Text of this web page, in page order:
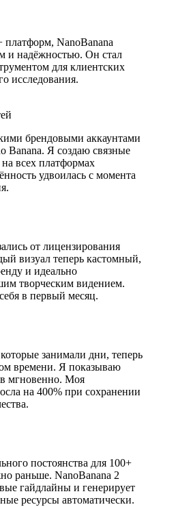
платформ, NanoBanana
и надёжностью. Он стал
для клиентских
исследования.
брендовыми аккаунтами
Banana. Я создаю связные
всех платформах
удвоилась с момента
от лицензирования
визуал теперь кастомный,
и идеально
творческим видением.
в первый месяц.
занимали дни, теперь
времени. Я показываю
мгновенно. Моя
на 400% при сохранении
постоянства для 100+
раньше. NanoBanana 2
гайдлайны и генерирует
ресурсы автоматически.